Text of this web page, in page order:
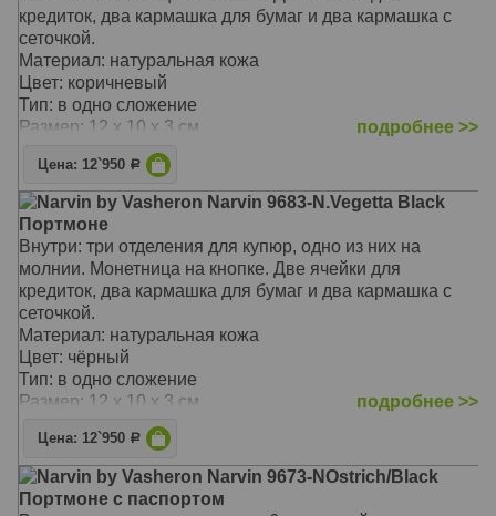
кредиток, два кармашка для бумаг и два кармашка с
сеточкой.
Материал: натуральная кожа
Цвет: коричневый
Тип: в одно сложение
Размер: 12 x 10 x 3 см
подробнее >>
Цена: 12`950 Р
Narvin by Vasheron Narvin 9683-N.Vegetta Black
Портмоне
Внутри: три отделения для купюр, одно из них на
молнии. Монетница на кнопке. Две ячейки для
кредиток, два кармашка для бумаг и два кармашка с
сеточкой.
Материал: натуральная кожа
Цвет: чёрный
Тип: в одно сложение
Размер: 12 x 10 x 3 см
подробнее >>
Цена: 12`950 Р
Narvin by Vasheron Narvin 9673-NOstrich/Black
Портмоне с паспортом